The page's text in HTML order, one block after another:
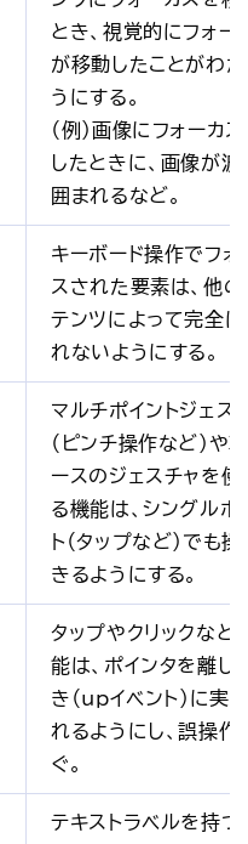
とき、視覚的にフォー
が移動したことがわ
うにする。
（例）画像にフォーカ
したときに、画像が波
囲まれるなど。
キーボード操作でフォ
スされた要素は、他の
テンツによって完全
れないようにする。
マルチポイントジェス
（ピンチ操作など）や
ースのジェスチャを使
る機能は、シングルポ
ト（タップなど）でも
きるようにする。
タップやクリックなど
能は、ポインタを離し
き（upイベント）に実
れるようにし、誤操作
ぐ。
テキストラベルを持つ